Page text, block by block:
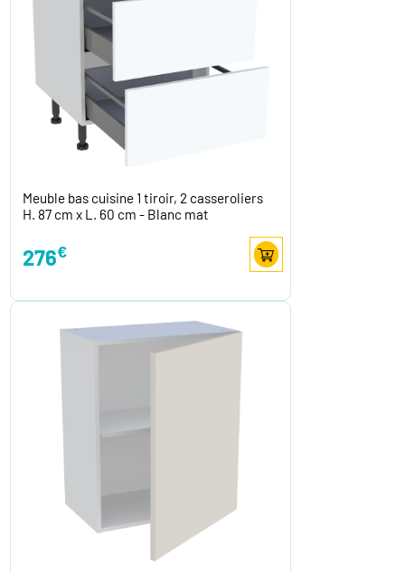
Meuble bas cuisine 1 tiroir, 2 casseroliers
H. 87 cm x L. 60 cm - Blanc mat
276€